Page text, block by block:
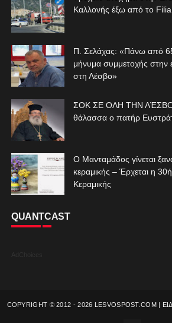
Καλλονής έξω από το
Π. Σελάχας: «Πάνω από
μήνυμα συμμετοχής
στη Λέσβο»
ΣΟΚ ΣΕ ΟΛΗ ΤΗΝ ΛΈΣΒΟ:
θάλασσα ο πατήρ
Ο Μανταμάδος γίνεται
κεραμικής – Έρχεται η
Κεραμικής
QUANTCAST
COPYRIGHT © 2012 -2026 LESVOSPOST.COM |